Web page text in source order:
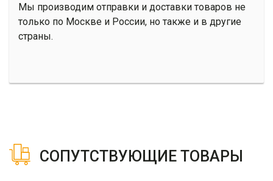
Мы производим отправки и доставки товаров не
только по Москве и России, но также и в другие
страны.
СОПУТСТВУЮЩИЕ ТОВАРЫ